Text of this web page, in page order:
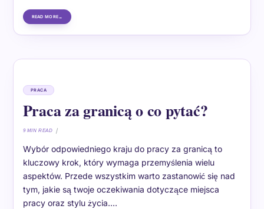
READ MORE
PRACA
Praca za granicą o co pytać?
9 MIN READ
Wybór odpowiedniego kraju do pracy za granicą to
kluczowy krok, który wymaga przemyślenia wielu
aspektów. Przede wszystkim warto zastanowić się nad
tym, jakie są twoje oczekiwania dotyczące miejsca
pracy oraz stylu życia.…